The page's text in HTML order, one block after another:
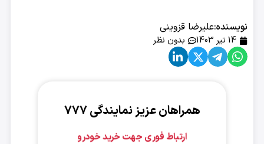
نویسنده:علیرضا قزوینی
14 تیر 1403 بدون نظر
همراهان عزیز نمایندگی ۷۷۷
ارتباط فوری جهت خرید خودرو